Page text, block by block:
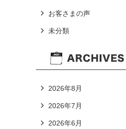
お客さまの声
未分類
2026年8月
2026年7月
2026年6月